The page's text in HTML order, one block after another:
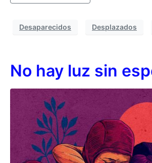
Desaparecidos Desplazados
No hay luz sin